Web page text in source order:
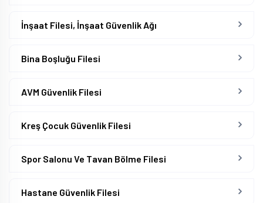
İnşaat Filesi, İnşaat Güvenlik Ağı
Bina Boşluğu Filesi
AVM Güvenlik Filesi
Kreş Çocuk Güvenlik Filesi
Spor Salonu Ve Tavan Bölme Filesi
Hastane Güvenlik Filesi